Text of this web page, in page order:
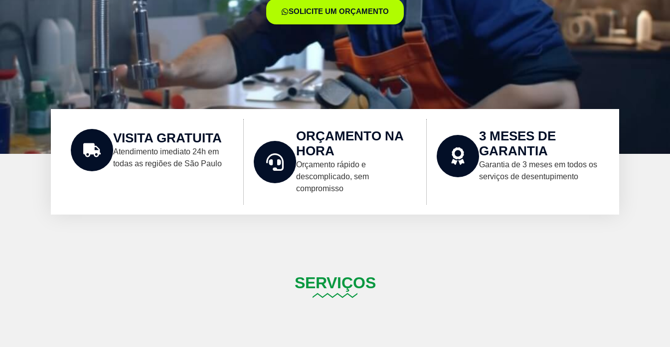
SOLICITE UM ORÇAMENTO
VISITA GRATUITA
Atendimento imediato 24h em
todas as regiões de São Paulo
ORÇAMENTO NA
HORA
Orçamento rápido e
descomplicado, sem
compromisso
3 MESES DE
GARANTIA
Garantia de 3 meses em todos os
serviços de desentupimento
SERVIÇOS